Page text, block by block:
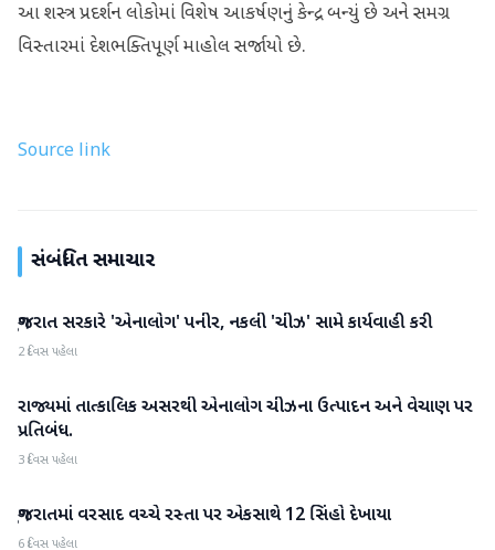
આ શસ્ત્ર પ્રદર્શન લોકોમાં વિશેષ આકર્ષણનું કેન્દ્ર બન્યું છે અને સમગ્ર
વિસ્તારમાં દેશભક્તિપૂર્ણ માહોલ સર્જાયો છે.
Source link
સંબંધિત સમાચાર
ગુજરાત ગુજરાત સરકારે 'એનાલોગ' પનીર, નકલી 'ચીઝ' સામે કાર્યવાહી કરી
2 દિવસ પહેલા
ગુજરાત
રાજ્યમાં તાત્કાલિક અસરથી એનાલોગ ચીઝના ઉત્પાદન અને વેચાણ પર
પ્રતિબંધ.
3 દિવસ પહેલા
ગુજરાત
ગુજરાતમાં વરસાદ વચ્ચે રસ્તા પર એકસાથે 12 સિંહો દેખાયા
6 દિવસ પહેલા